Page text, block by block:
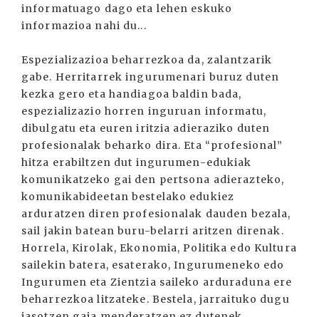
informatuago dago eta lehen eskuko
informazioa nahi du...
Espezializazioa beharrezkoa da, zalantzarik
gabe. Herritarrek ingurumenari buruz duten
kezka gero eta handiagoa baldin bada,
espezializazio horren inguruan informatu,
dibulgatu eta euren iritzia adieraziko duten
profesionalak beharko dira. Eta “profesional”
hitza erabiltzen dut ingurumen-edukiak
komunikatzeko gai den pertsona adierazteko,
komunikabideetan bestelako edukiez
arduratzen diren profesionalak dauden bezala,
sail jakin batean buru-belarri aritzen direnak.
Horrela, Kirolak, Ekonomia, Politika edo Kultura
sailekin batera, esaterako, Ingurumeneko edo
Ingurumen eta Zientzia saileko arduraduna ere
beharrezkoa litzateke. Bestela, jarraituko dugu